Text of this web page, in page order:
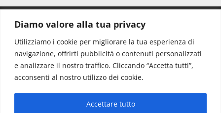
Diamo valore alla tua privacy
Utilizziamo i cookie per migliorare la tua esperienza di
navigazione, offrirti pubblicità o contenuti personalizzati
e analizzare il nostro traffico. Cliccando “Accetta tutti”,
acconsenti al nostro utilizzo dei cookie.
Accettare tutto
Redazione: redazione@www.martinasera.it
Direttore:direttore@www.martinasera.it
Info & Commerciale:info@www.martinasera.it